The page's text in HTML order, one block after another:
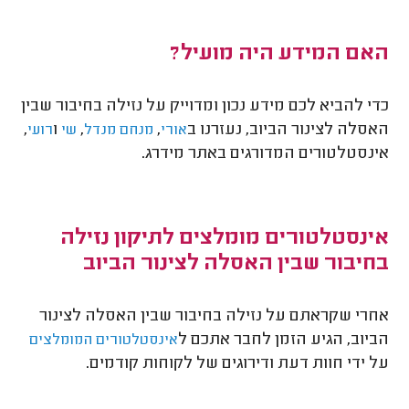
האם המידע היה מועיל?
כדי להביא לכם מידע נכון ומדוייק על נזילה בחיבור שבין
האסלה לצינור הביוב, נעזרנו באורי, מנחם מנדל, שי ורועי,
אינסטלטורים המדורגים באתר מידרג.
אינסטלטורים מומלצים לתיקון נזילה
בחיבור שבין האסלה לצינור הביוב
אחרי שקראתם על נזילה בחיבור שבין האסלה לצינור
הביוב, הגיע הזמן לחבר אתכם לאינסטלטורים המומלצים
על ידי חוות דעת ודירוגים של לקוחות קודמים.